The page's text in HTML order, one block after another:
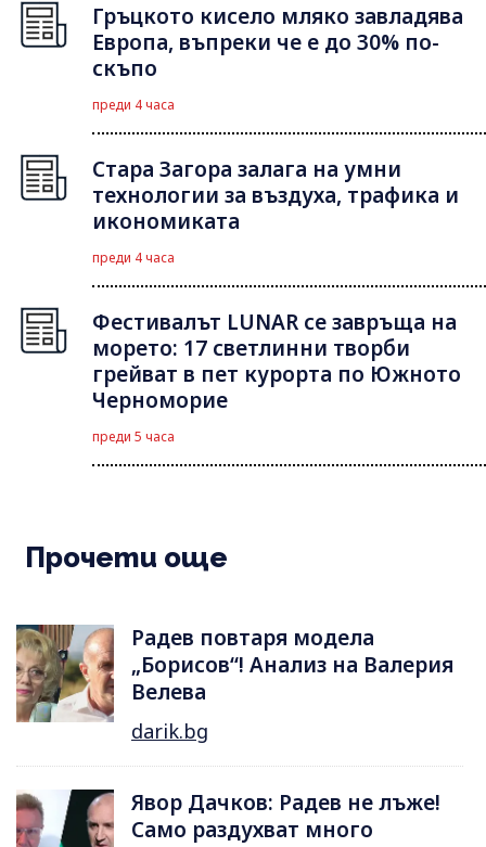
Гръцкото кисело мляко завладява
Европа, въпреки че е до 30% по-
скъпо
преди 4 часа
Стара Загора залага на умни
технологии за въздуха, трафика и
икономиката
преди 4 часа
Фестивалът LUNAR се завръща на
морето: 17 светлинни творби
грейват в пет курорта по Южното
Черноморие
преди 5 часа
Прочети още
Радев повтаря модела
„Борисов“! Анализ на Валерия
Велева
darik.bg
Явор Дачков: Радев не лъже!
Само раздухват много